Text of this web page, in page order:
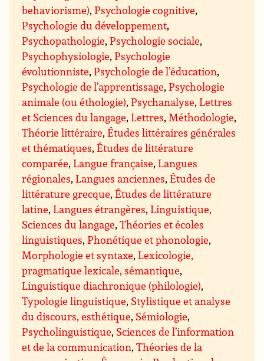
behaviorisme),Psychologie cognitive,
Psychologie du développement,
Psychopathologie,Psychologie sociale,
Psychophysiologie,Psychologie
évolutionniste,Psychologie de l’éducation,
Psychologie de l’apprentissage,Psychologie
animale (ou éthologie),Psychanalyse,Lettres
et Sciences du langage,Lettres, Méthodologie,
Théorie littéraire,Études littéraires générales
et thématiques,Études de littérature
comparée,Langue française,Langues
régionales,Langues anciennes,Études de
littérature grecque,Études de littérature
latine,Langues étrangères,Linguistique,
Sciences du langage,Théories et écoles
linguistiques,Phonétique et phonologie,
Morphologie et syntaxe,Lexicologie,
pragmatique lexicale, sémantique,
Linguistique diachronique (philologie),
Typologie linguistique, Stylistique et analyse
du discours, esthétique, Sémiologie,
Psycholinguistique, Sciences de l’information
et de la communication,Théories de la